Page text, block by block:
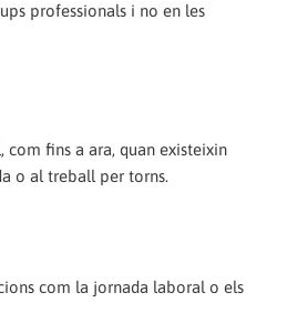
professionals i no en les
com fins a ara, quan existeixin
o al treball per torns.
com la jornada laboral o els